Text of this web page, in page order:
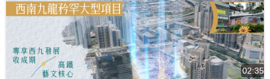
02:35